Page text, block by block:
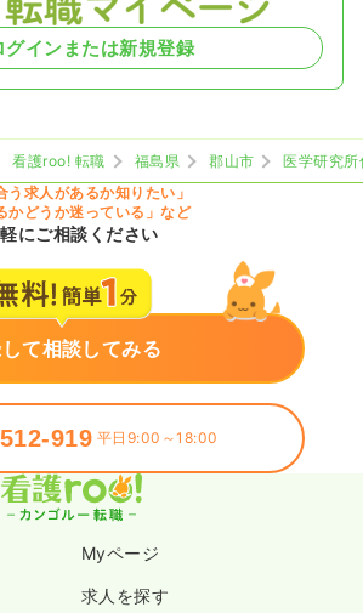
グインまたは新規登録
看護roo! 転職 福島県 郡山市
医学研究
う求人があるか知りたい」
かどうか迷っている」など
にご相談ください
て相談してみる
919 平日9:00～18:00
Myページ
求人を探す